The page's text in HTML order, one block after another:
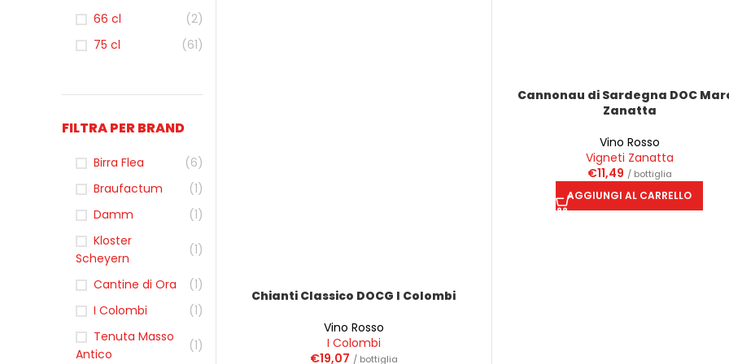
66 cl
(2)
75 cl
(61)
FILTRA PER BRAND
Birra Flea
(6)
Braufactum
(1)
Damm
(1)
Kloster
Scheyern
(1)
Cantine di Ora
(1)
I Colombi
(1)
Tenuta Masso
Antico
(1)
Chianti Classico DOCG I Colombi
Vino Rosso
I Colombi
€19,07 / bottiglia
Cannonau di Sardegna DOC
Zanatta
Vino Rosso
Vigneti Zanatta
€11,49 / bottiglia
AGGIUNGI AL CARRELLO